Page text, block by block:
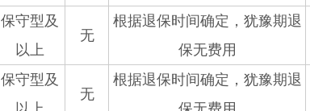
保守型及
以上
无
根据退保时间确定，犹豫期退
保无费用
保守型及
无
根据退保时间确定，犹豫期退